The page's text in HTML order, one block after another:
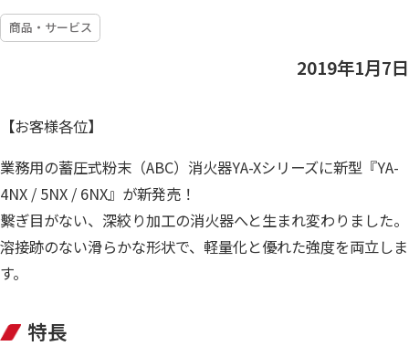
商品・サービス
2019年1月7日
【お客様各位】
業務用の蓄圧式粉末（ABC）消火器YA-Xシリーズに新型『YA-
4NX / 5NX / 6NX』が新発売！
繫ぎ目がない、深絞り加工の消火器へと生まれ変わりました。
溶接跡のない滑らかな形状で、軽量化と優れた強度を両立しま
す。
特長